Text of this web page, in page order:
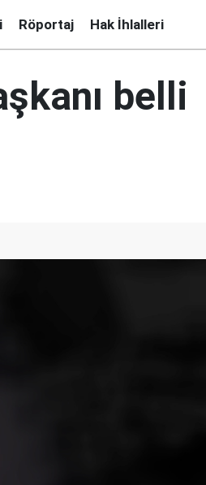
Röportaj Hak İhlalleri
belli